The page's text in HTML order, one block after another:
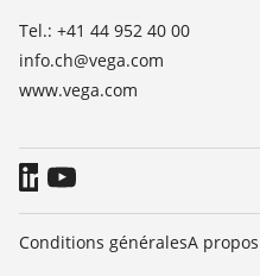
Tel.: +41 44 952 40 00
info.ch@vega.com
www.vega.com
Conditions généralesA propos